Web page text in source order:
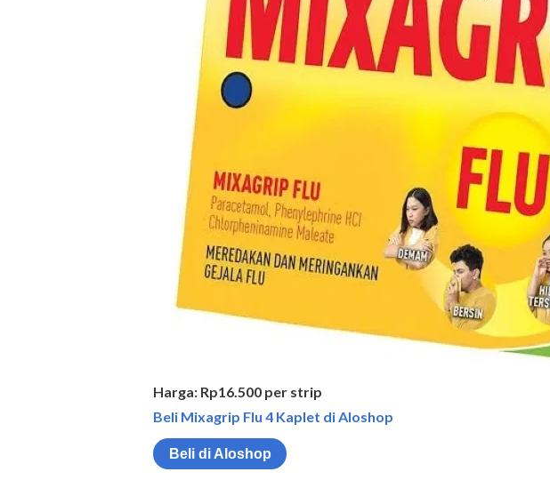
Harga: Rp16.500 per strip
Beli Mixagrip Flu 4 Kaplet di Aloshop
Beli di Aloshop